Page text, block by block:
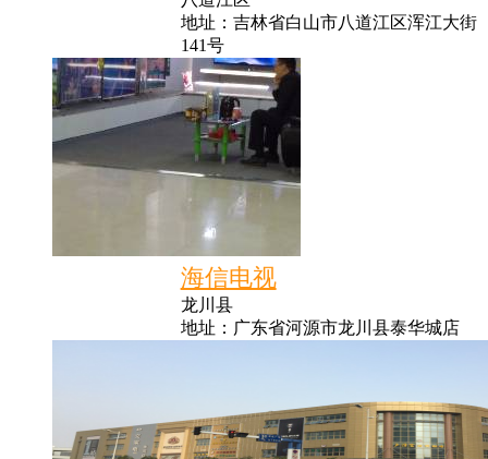
地址：吉林省白山市八道江区浑江大街
141号
海信电视
龙川县
地址：广东省河源市龙川县泰华城店